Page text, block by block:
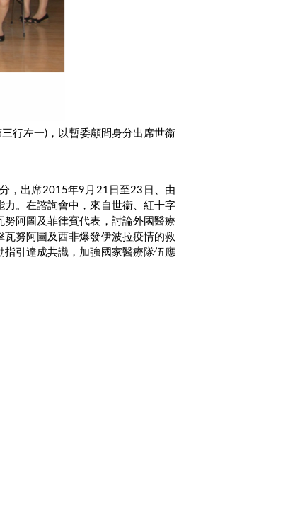
行左一)，以暫委顧問身分出席世衞
，出席2015年9月21日至23日、由
。在諮詢會中，來自世衞、紅十字
阿圖及菲律賓代表，討論外國醫療
努阿圖及西非爆發伊波拉疫情的救
引達成共識，加強國家醫療隊伍應